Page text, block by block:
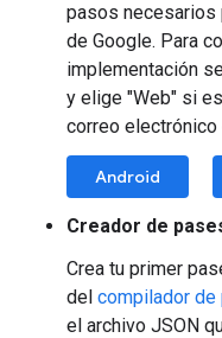
pasos necesarios
de Google. Para
implementación
y elige "Web" si
correo electrónico
Android
Creador de
Crea tu primer
del compilador de
el archivo JSON